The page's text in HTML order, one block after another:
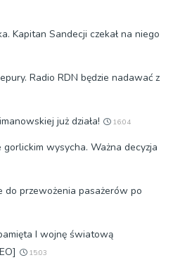
Kapitan Sandecji czekał na niego
Radio RDN będzie nadawać z
już działa! 16:04
wysycha. Ważna decyzja
przewożenia pasażerów po
I wojnę światową
15:03